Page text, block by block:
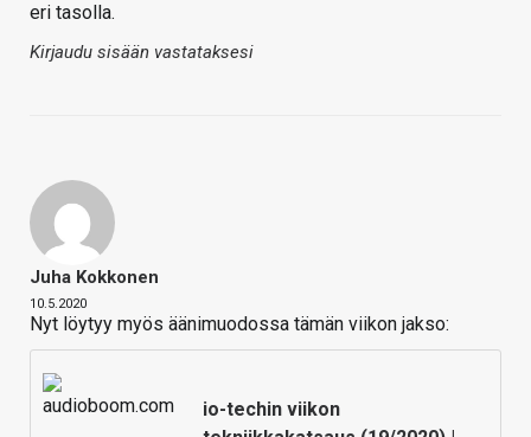
eri tasolla.
Kirjaudu sisään vastataksesi
Juha Kokkonen
10.5.2020
Nyt löytyy myös äänimuodossa tämän viikon jakso:
io-techin viikon